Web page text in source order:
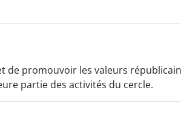
de promouvoir les valeurs
partie des activités du cercle.